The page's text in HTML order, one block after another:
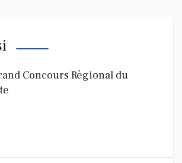
Concours Régional du